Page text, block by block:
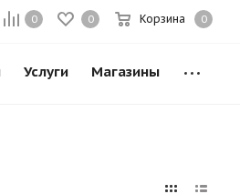
0 0 Корзина 0
Услуги Магазины